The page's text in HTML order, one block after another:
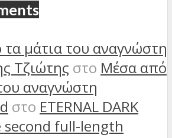
μάτια του αναγνώστη
Τζιώτης στο Μέσα από
αναγνώστη
στο ETERNAL DARK
second full-length